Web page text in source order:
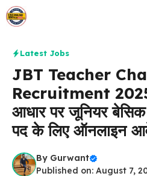
Skip
to
Latest Jobs
JBT Teacher
Recruitment
आधार पर जूनियर
पद के लिए ऑनलाइन
By Gurwant
Published on: August 7,